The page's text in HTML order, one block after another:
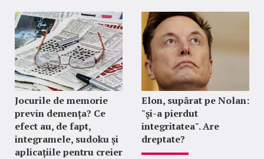
Jocurile de memorie
previn demența? Ce
efect au, de fapt,
integramele, sudoku și
aplicațiile pentru creier
Elon, supărat pe Nolan:
"şi-a pierdut
integritatea". Are
dreptate?